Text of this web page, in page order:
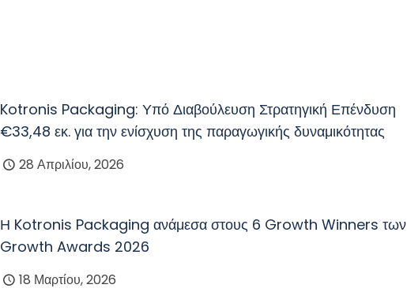
Kotronis Packaging: Υπό Διαβούλευση Στρατηγική Επένδυση
€33,48 εκ. για την ενίσχυση της παραγωγικής δυναμικότητας
28 Απριλίου, 2026
Η Kotronis Packaging ανάμεσα στους 6 Growth Winners των
Growth Awards 2026
18 Μαρτίου, 2026